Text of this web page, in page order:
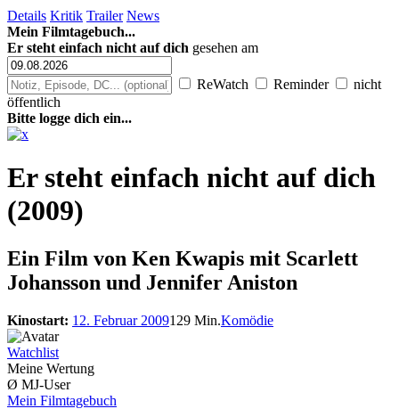
Details Kritik Trailer News
Mein Filmtagebuch...
Er steht einfach nicht auf dich gesehen am
ReWatch Reminder
nicht
öffentlich
Bitte logge dich ein...
Er steht einfach nicht auf dich
(2009)
Ein Film von Ken Kwapis mit Scarlett
Johansson und Jennifer Aniston
Kinostart: 12. Februar 2009129 Min.Komödie
Watchlist
Meine Wertung
Ø MJ-User
Mein Filmtagebuch